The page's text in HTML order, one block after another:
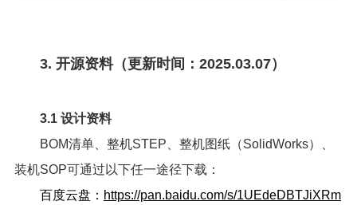
3. 开源资料（更新时间：2025.03.07）
3.1 设计资料
BOM清单、整机STEP、整机图纸（SolidWorks）、
装机SOP可通过以下任一途径下载：
百度云盘： https://pan.baidu.com/s/1UEdeDBTJiXRm